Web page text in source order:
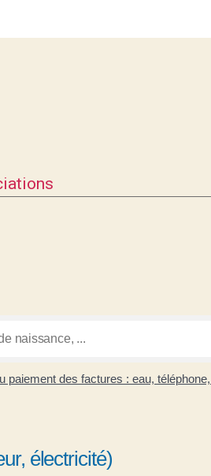
paiement des factures : eau,
électricité)